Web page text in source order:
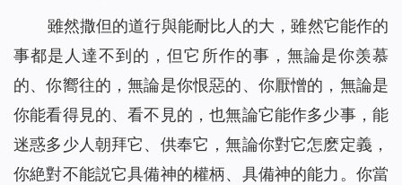
雖然撒但的道行與能耐比人的大，雖然它能作的
事都是人達不到的，但它所作的事，無論是你羡慕
的、你嚮往的，無論是你恨惡的、你厭憎的，無論是
你能看得見的、看不見的，也無論它能作多少事，能
迷惑多少人朝拜它、供奉它，無論你對它怎麽定義，
你絶對不能説它具備神的權柄、具備神的能力。你當